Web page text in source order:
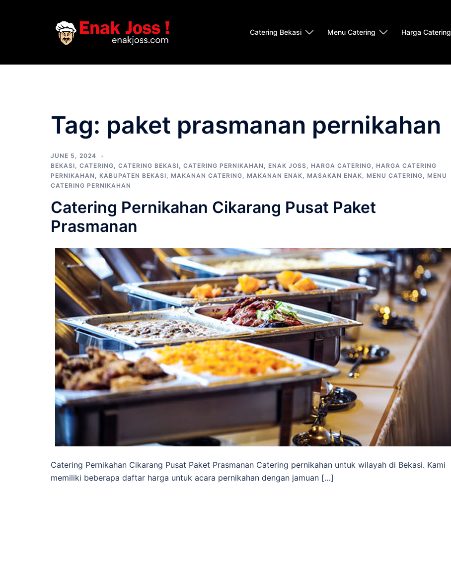
Catering Bekasi Menu Catering Harga Catering
Tag: paket prasmanan pernikahan
JUNE 5, 2024
BEKASI
CATERING CATERING BEKASI CATERING PERNIKAHAN ENAK JOSS HARGA CATERING
HARGA CATERING
PERNIKAHAN
KABUPATEN BEKASI MAKANAN CATERING MAKANAN ENAK MASAKAN ENAK MENU CATERING
MENU
CATERING PERNIKAHAN
Catering Pernikahan Cikarang Pusat Paket
Prasmanan
Catering Pernikahan Cikarang Pusat Paket Prasmanan Catering pernikahan untuk wilayah di Bekasi. Kami
memiliki beberapa daftar harga untuk acara pernikahan dengan jamuan […]